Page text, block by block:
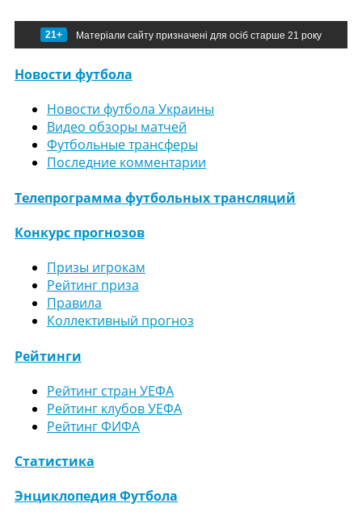
21+ Матеріали сайту призначені для осіб старше 21 року
Новости футбола
Новости футбола Украины
Видео обзоры матчей
Футбольные трансферы
Последние комментарии
Телепрограмма футбольных трансляций
Конкурс прогнозов
Призы игрокам
Рейтинг приза
Правила
Коллективный прогноз
Рейтинги
Рейтинг стран УЕФА
Рейтинг клубов УЕФА
Рейтинг ФИФА
Статистика
Энциклопедия Футбола